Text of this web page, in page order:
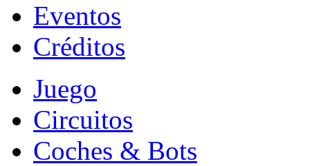
Eventos
Créditos
Juego
Circuitos
Coches & Bots